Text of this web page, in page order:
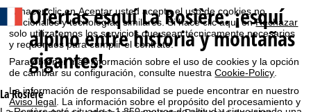
Al hacer clic enAceptarusted acepta el uso de cookies no
funcionales y tecnologías similares. Si hace clic aquí enRechazar
solo utilizaremos los servicios que sean técnicamente necesarios
y requeridos para cumplir el contrato.
Para obtener más información sobre el uso de cookies y la opción
de cambiar su configuración, consulte nuestraCookie-Policy
La información de responsabilidad se puede encontrar en nuestro
Aviso legal . La información sobre el propósito del procesamiento y
á
g
i
n
Ofertas esquíLa Rosière: ¡esquí
alpino entre historia y montañas
gigantes!
La Rosière